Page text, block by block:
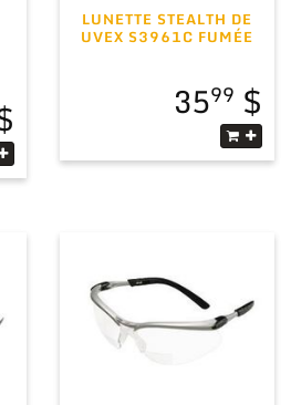
LUNETTE STEALTH DE
UVEX S3961C FUMÉE
3599